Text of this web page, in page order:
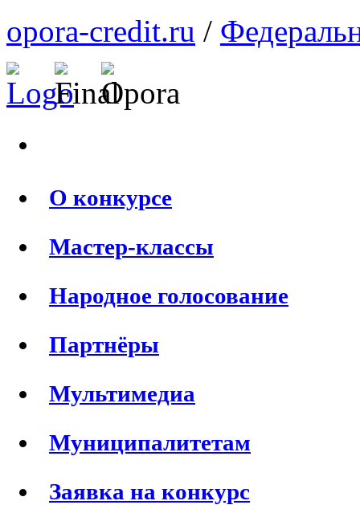
opora-credit.ru /
О конкурсе
Мастер-классы
Народное голосование
Партнёры
Мультимедиа
Муниципалитетам
Заявка на конкурс